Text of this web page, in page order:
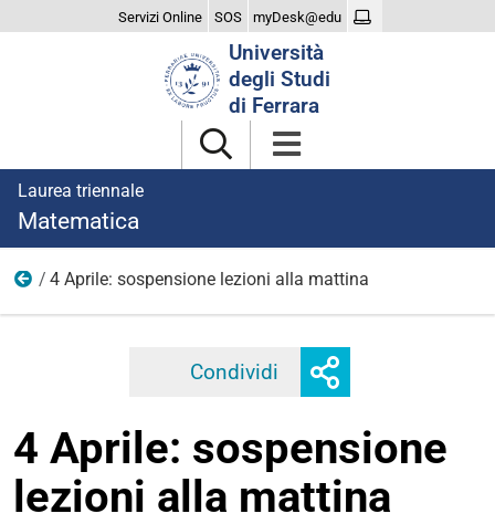
Servizi Online SOS myDesk@edu
Università
degli Studi
di Ferrara
Laurea triennale
Matematica
2023
4 Aprile: sospensione lezioni alla mattina
Condividi Facebook
opzioni
di
condivisione
4 Aprile: sospensione
lezioni alla mattina